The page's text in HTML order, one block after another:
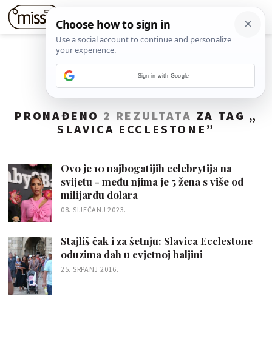
PRONAĐENO 2 REZULTATA ZA TAG „
SLAVICA ECCLESTONE ”
Ovo je 10 najbogatijih celebrytija na
svijetu - među njima je 5 žena s više od
milijardu dolara
08. SIJEČANJ 2023.
Stajliš čak i za šetnju: Slavica Ecclestone
oduzima dah u cvjetnoj haljini
25. SRPANJ 2016.
Sign in with Google